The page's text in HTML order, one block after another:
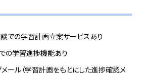
での学習計画立案サービスあり
の学習進捗機能あり
メール（学習計画をもとにした進捗確認メ